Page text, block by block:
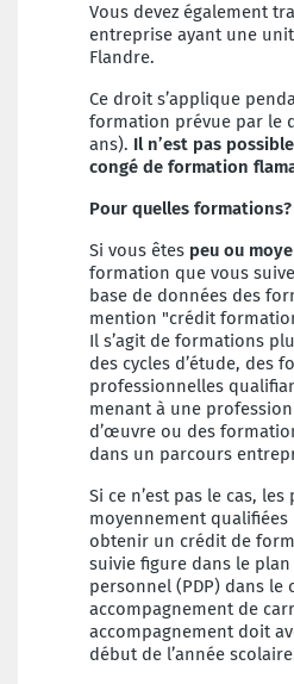
Vous devez également
entreprise ayant une
Flandre.
Ce droit s’applique
formation prévue par le
ans). Il n’est pas
congé de formation
Pour quelles formations?
Si vous êtes peu ou
formation que vous
base de données des
mention "crédit
Il s’agit de formations
des cycles d’étude, des
professionnelles
menant à une
d’œuvre ou des
dans un parcours
Si ce n’est pas le cas,
moyennement
obtenir un crédit de
suivie figure dans le
personnel (PDP) dans le
accompagnement de
accompagnement doit
début de l’année